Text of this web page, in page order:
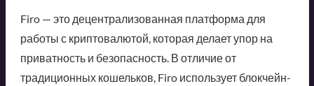
Firo — это децентрализованная платформа для
работы с криптовалютой, которая делает упор на
приватность и безопасность. В отличие от
традиционных кошельков, Firo использует блокчейн-